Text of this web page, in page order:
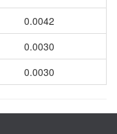
0.0042
0.0030
0.0030